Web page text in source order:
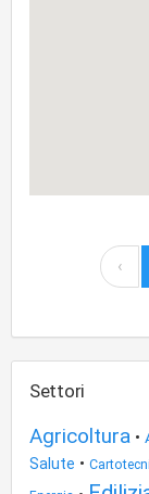
‹
Settori
Agricoltura •
Salute •